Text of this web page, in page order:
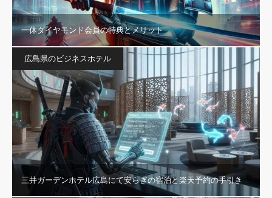
一休ダイヤモンド会員の特典とメリット
広島県のビジネスホテル
三井ガーデンホテル広島にて安らぎの宿泊と楽天予約の手引き